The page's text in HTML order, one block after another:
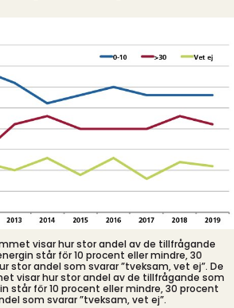
visar hur stor andel av de tillfrågande
står för 10 procent eller mindre, 30
stor andel som svarar ”tveksam, vet ej”. De
visar hur stor andel av de tillfrågande som
står för 10 procent eller mindre, 30 procent
som svarar ”tveksam, vet ej”.